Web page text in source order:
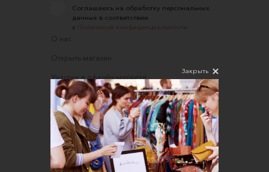
Соглашаюсь на обработку персональных
данных в соответствии
с
О нас
Открыть магазин
Участие в офлайн-маркете
FAQ
Требования к фотографиям
Обратная связь
Соглашение об оказании услуг
Закрыть